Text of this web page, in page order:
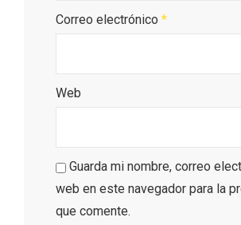
Correo electrónico *
Web
Guarda mi nombre, correo
web en este navegador para la
que comente.
Cigales inaugura la